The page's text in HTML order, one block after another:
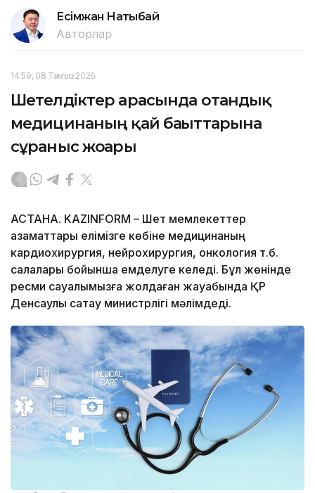
Есімжан Нақтыбай
Авторлар
14:59, 08 Тамыз 2026
Шетелдіктер арасында отандық
медицинаның қай бағыттарына
сұраныс жоғары
АСТАНА. KAZINFORM – Шет мемлекеттер
азаматтары елімізге көбіне медицинаның
кардиохирургия, нейрохирургия, онкология т.б.
салалары бойынша емделуге келеді. Бұл жөнінде
ресми сауалымызға жолдаған жауабында ҚР
Денсаулық сақтау министрлігі мәлімдеді.